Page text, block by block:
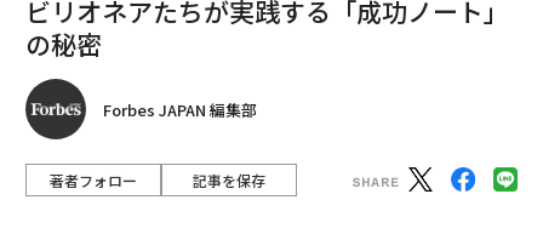
ビリオネアたちが実践する「成功ノート」
の秘密
Forbes JAPAN 編集部
著者フォロー 記事を保存